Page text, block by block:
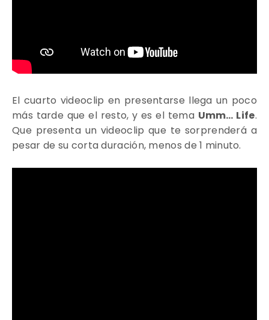
El cuarto videoclip en presentarse llega un poco
más tarde que el resto, y es el tema Umm… Life.
Que presenta un videoclip que te sorprenderá a
pesar de su corta duración, menos de 1 minuto.